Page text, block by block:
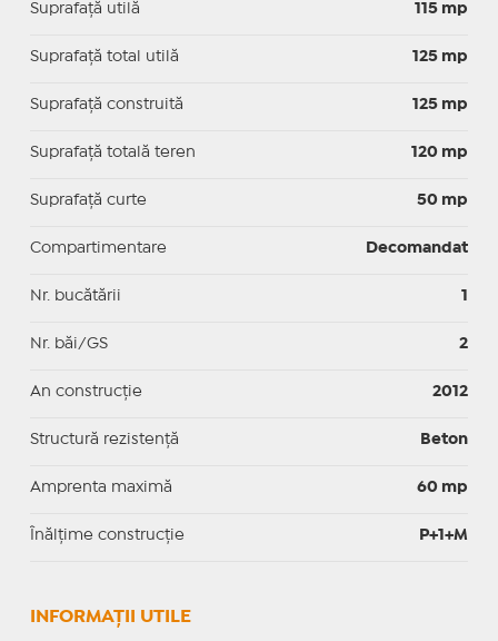
Suprafaţă utilă 115 mp
Suprafaţă total utilă 125 mp
Suprafaţă construită 125 mp
Suprafață totală teren 120 mp
Suprafaţă curte 50 mp
Compartimentare Decomandat
Nr. bucătării 1
Nr. băi/GS 2
An construcție 2012
Structură rezistență Beton
Amprenta maximă 60 mp
Înălțime construcție P+1+M
INFORMAŢII UTILE